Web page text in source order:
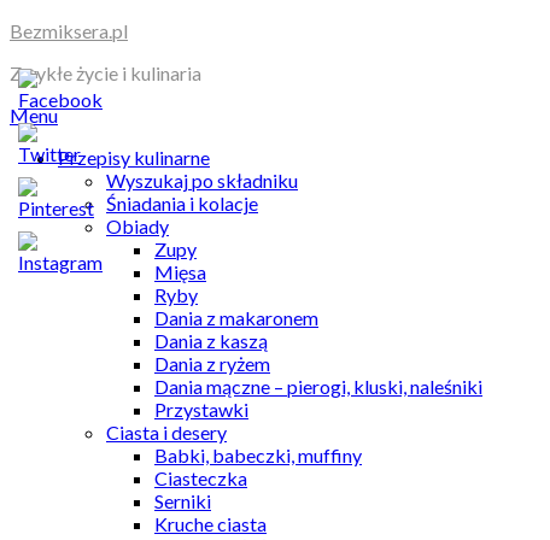
Skip
content
Bezmiksera.pl
Zwykłe życie i kulinaria
Menu
Przepisy kulinarne
Wyszukaj po składniku
Śniadania i kolacje
Obiady
Zupy
Mięsa
Ryby
Dania z makaronem
Dania z kaszą
Dania z ryżem
Dania mączne – pierogi, kluski, naleśniki
Przystawki
Ciasta i desery
Babki, babeczki, muffiny
Ciasteczka
Serniki
Kruche ciasta